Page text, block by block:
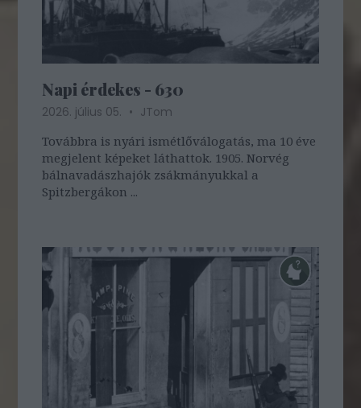
Napi érdekes - 630
2026. július 05.
JTom
Továbbra is nyári ismétlőválogatás, ma 10 éve
megjelent képeket láthattok. 1905. Norvég
bálnavadászhajók zsákmányukkal a
Spitzbergákon ...